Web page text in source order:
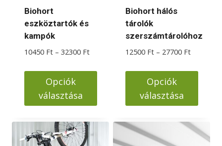
ki
ki
Biohort
eszköztartók és
kampók
10450 Ft – 32300 FtÁrtartomány:
-
Opciók
választása
a
terméknek
Biohort hálós
tárolók
szerszámtárolóhoz
12500 Ft – 27700 Ft
-
Opciók
választása
a
terméknek